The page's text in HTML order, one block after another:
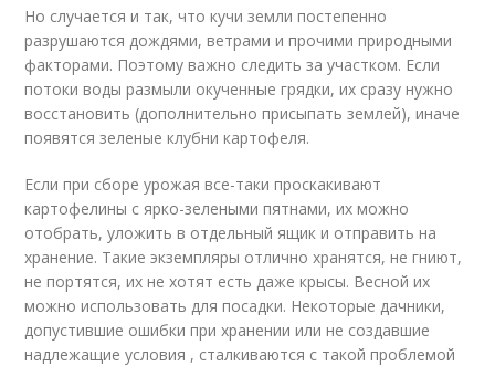
Но случается и так, что кучи земли постепенно
разрушаются дождями, ветрами и прочими природными
факторами. Поэтому важно следить за участком. Если
потоки воды размыли окученные грядки, их сразу нужно
восстановить (дополнительно присыпать землей), иначе
появятся зеленые клубни картофеля.
Если при сборе урожая все-таки проскакивают
картофелины с ярко-зелеными пятнами, их можно
отобрать, уложить в отдельный ящик и отправить на
хранение. Такие экземпляры отлично хранятся, не гниют,
не портятся, их не хотят есть даже крысы. Весной их
можно использовать для посадки. Некоторые дачники,
допустившие ошибки при хранении или не создавшие
надлежащие условия , сталкиваются с такой проблемой